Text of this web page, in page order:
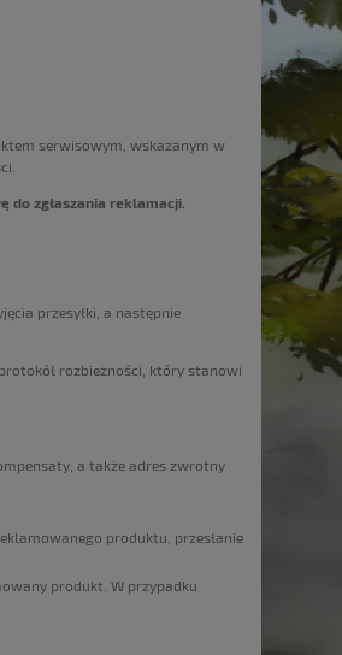
serwisowym, wskazanym w
zgłaszania reklamacji.
przesyłki, a następnie
rozbieżności, który stanowi
a także adres zwrotny
produktu, przesłanie
produkt. W przypadku